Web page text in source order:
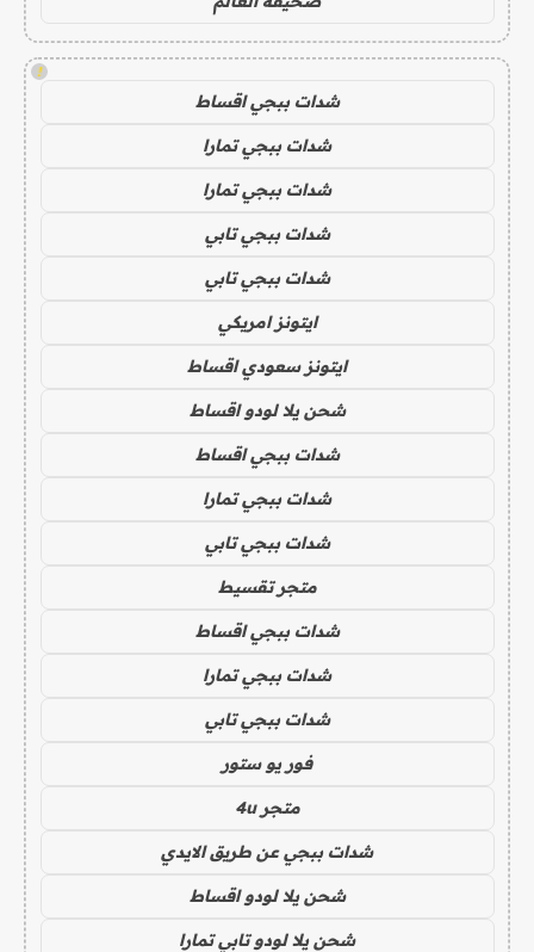
!
شدات ببجي اقساط
شدات ببجي تمارا
شدات ببجي تمارا
شدات ببجي تابي
شدات ببجي تابي
ايتونز امريكي
ايتونز سعودي اقساط
شحن يلا لودو اقساط
شدات ببجي اقساط
شدات ببجي تمارا
شدات ببجي تابي
متجر تقسيط
شدات ببجي اقساط
شدات ببجي تمارا
شدات ببجي تابي
فور يو ستور
متجر 4u
شدات ببجي عن طريق الايدي
شحن يلا لودو اقساط
شحن يلا لودو تابي تمارا